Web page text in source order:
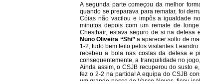
A segunda parte começou da melhor
quando se preparava para rematar, foi
Cóias não vacilou e impôs a igualdade
minutos depois com um remate de
Chesthair, estava seguro de si na defesa
Nuno Oliveira “Shi”a aparecer solto de
1-2, tudo bem feito pelos visitantes
recebeu a bola nas costas da defesa e
consequentemente, a tranquilidade no
Ainda assim, o CSJB recuperou do susto
fez o 2-2 na partida! A equipa do CSJB